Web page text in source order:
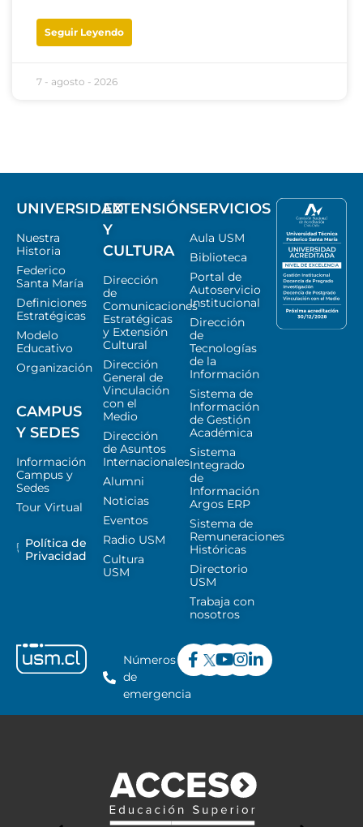
Seguir Leyendo
7 - agosto - 2026
UNIVERSIDAD
Nuestra
Historia
Federico
Santa María
Definiciones
Estratégicas
Modelo
Educativo
Organización
CAMPUS
Y SEDES
Información
Campus y
Sedes
Tour Virtual
Política de
Privacidad
EXTENSIÓN
Y
CULTURA
Dirección
de
Comunicaciones
Estratégicas
y Extensión
Cultural
Dirección
General de
Vinculación
con el
Medio
Dirección
de Asuntos
Internacionales
Alumni
Noticias
Eventos
Radio USM
Cultura
USM
SERVICIOS
Aula USM
Biblioteca
Portal de
Autoservicio
Institucional
Dirección
de
Tecnologías
de la
Información
Sistema de
Información
de Gestión
Académica
Sistema
Integrado
de
Información
Argos ERP
Sistema de
Remuneraciones
Históricas
Directorio
USM
Trabaja con
nosotros
Números
de
emergencia